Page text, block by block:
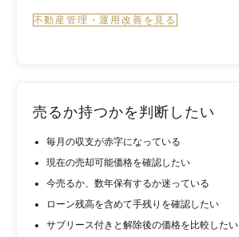
不動産管理・運用改善を見る
売るか持つかを判断したい
毎月の収支が赤字になっている
現在の売却可能価格を確認したい
今売るか、数年保有するか迷っている
ローン残高を含めて手残りを確認したい
サブリース付きと解除後の価格を比較したい